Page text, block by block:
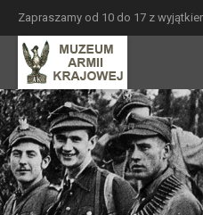
Zapraszamy od 10 do 17 z